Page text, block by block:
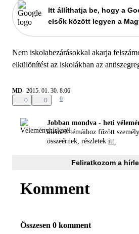
Itt állíthatja be, hogy a
elsők között legyen a
Nem iskolabezárásokkal akarja
elkülönítést az iskolákban az
MD
2015. 01. 30. 8:06
0
0 0
Jobban mondva - heti
kiemelt témáihoz fűzött
összeérnek, részletek itt.
Feliratkozom a
Komment
Összesen 0 komment